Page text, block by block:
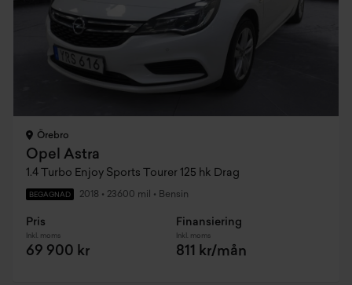
Örebro
Opel Astra
1.4 Turbo Enjoy Sports Tourer 125 hk Drag
BEGAGNAD 2018 • 23600 mil • Bensin
Pris
Inkl. moms
69 900 kr
Finansiering
Inkl. moms
811 kr/mån